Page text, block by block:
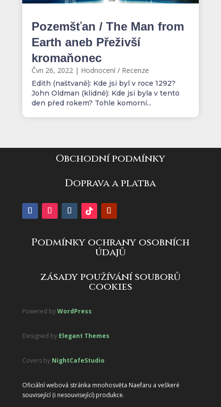
Pozemšťan / The Man from
Earth aneb Přeživší
kromaňonec
Čvn 26, 2022 | Hodnocení / Recenze
Edith (naštvaně): Kde jsi byl v roce 1292?
John Oldman (klidně): Kde jsi byla v tento
den před rokem? Tohle komorní...
Obchodní podmínky
Doprava a platba
Podmínky ochrany osobních
údajů
zásady používání souborů
cookies
Powered byWordPress
Designed by Elegant Themes
Covers by NightCafeStudio
Oficiální webová stránka mnohosvěta Naefaru a veškeré
související (i nesouvisející) produkce.